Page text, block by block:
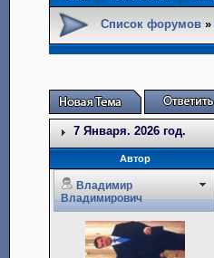
Список форумов»
7 Января. 2026 год.
Автор
Владимир
Владимирович